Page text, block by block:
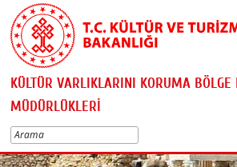
KÜLTÜR VARLIKLARINI KORUMA BÖLGE
MÜDÜRLÜKLERİ